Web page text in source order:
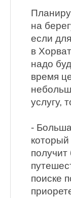
на
если
в
надо
время
услугу,
-
который
поиске